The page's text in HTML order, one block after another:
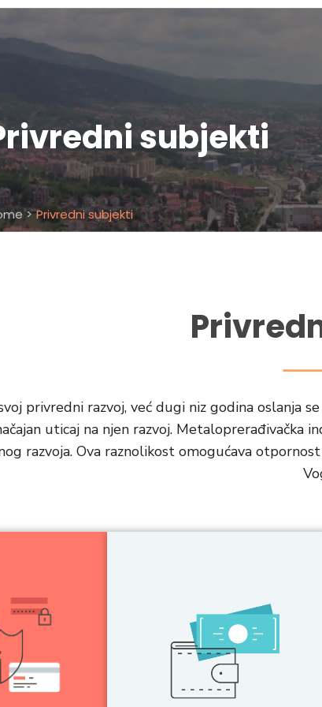
> Privredni subjekti
subjekti
privredni razvoj, već dugi niz godina oslanja
uticaj na njen razvoj.
razvoja. Ova raznolikost omogućava